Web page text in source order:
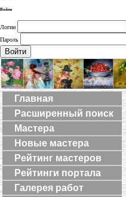
Войти
Логин
Пароль
Войти
Главная
Расширенный поиск
Мастера
Новые мастера
Рейтинг мастеров
Рейтинги портала
Галерея работ